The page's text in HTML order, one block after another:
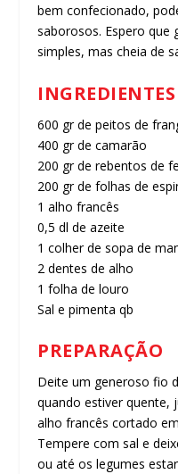
bem confecionado,
saborosos. Espero que
simples, mas cheia de
600 gr de peitos de
400 gr de camarão
200 gr de rebentos de
200 gr de folhas de
1 alho francês
0,5 dl de azeite
1 colher de sopa de
2 dentes de alho
1 folha de louro
Sal e pimenta qb
PREPARAÇÃO
Deite um generoso fio
quando estiver quente,
alho francês cortado
Tempere com sal e
ou até os legumes